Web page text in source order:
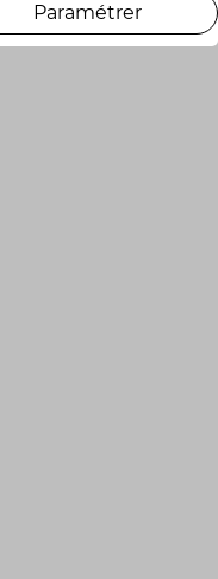
Paramétrer